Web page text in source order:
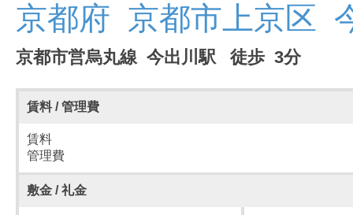
京都府 京都市上京区
京都市営烏丸線 今出川駅 徒歩 3分
賃料 / 管理費
賃料
管理費
敷金 / 礼金